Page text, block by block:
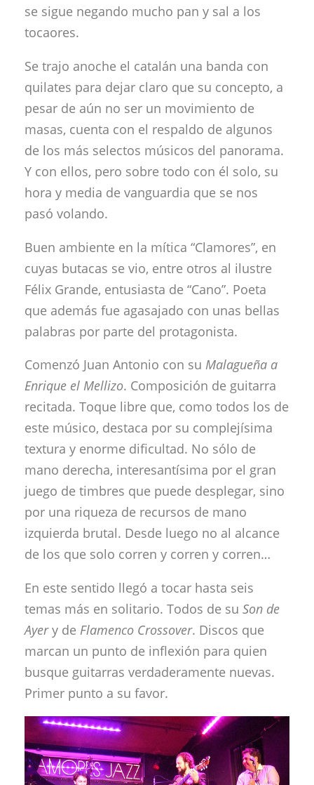
se sigue negando mucho pan y sal a los
tocaores.
Se trajo anoche el catalán una banda con
quilates para dejar claro que su concepto, a
pesar de aún no ser un movimiento de
masas, cuenta con el respaldo de algunos
de los más selectos músicos del panorama.
Y con ellos, pero sobre todo con él solo, su
hora y media de vanguardia que se nos
pasó volando.
Buen ambiente en la mítica “Clamores”, en
cuyas butacas se vio, entre otros al ilustre
Félix Grande, entusiasta de “Cano”. Poeta
que además fue agasajado con unas bellas
palabras por parte del protagonista.
Comenzó Juan Antonio con su Malagueña a
Enrique el Mellizo. Composición de guitarra
recitada. Toque libre que, como todos los de
este músico, destaca por su complejísima
textura y enorme dificultad. No sólo de
mano derecha, interesantísima por el gran
juego de timbres que puede desplegar, sino
por una riqueza de recursos de mano
izquierda brutal. Desde luego no al alcance
de los que solo corren y corren y corren…
En este sentido llegó a tocar hasta seis
temas más en solitario. Todos de su Son de
Ayery de Flamenco Crossover. Discos que
marcan un punto de inflexión para quien
busque guitarras verdaderamente nuevas.
Primer punto a su favor.